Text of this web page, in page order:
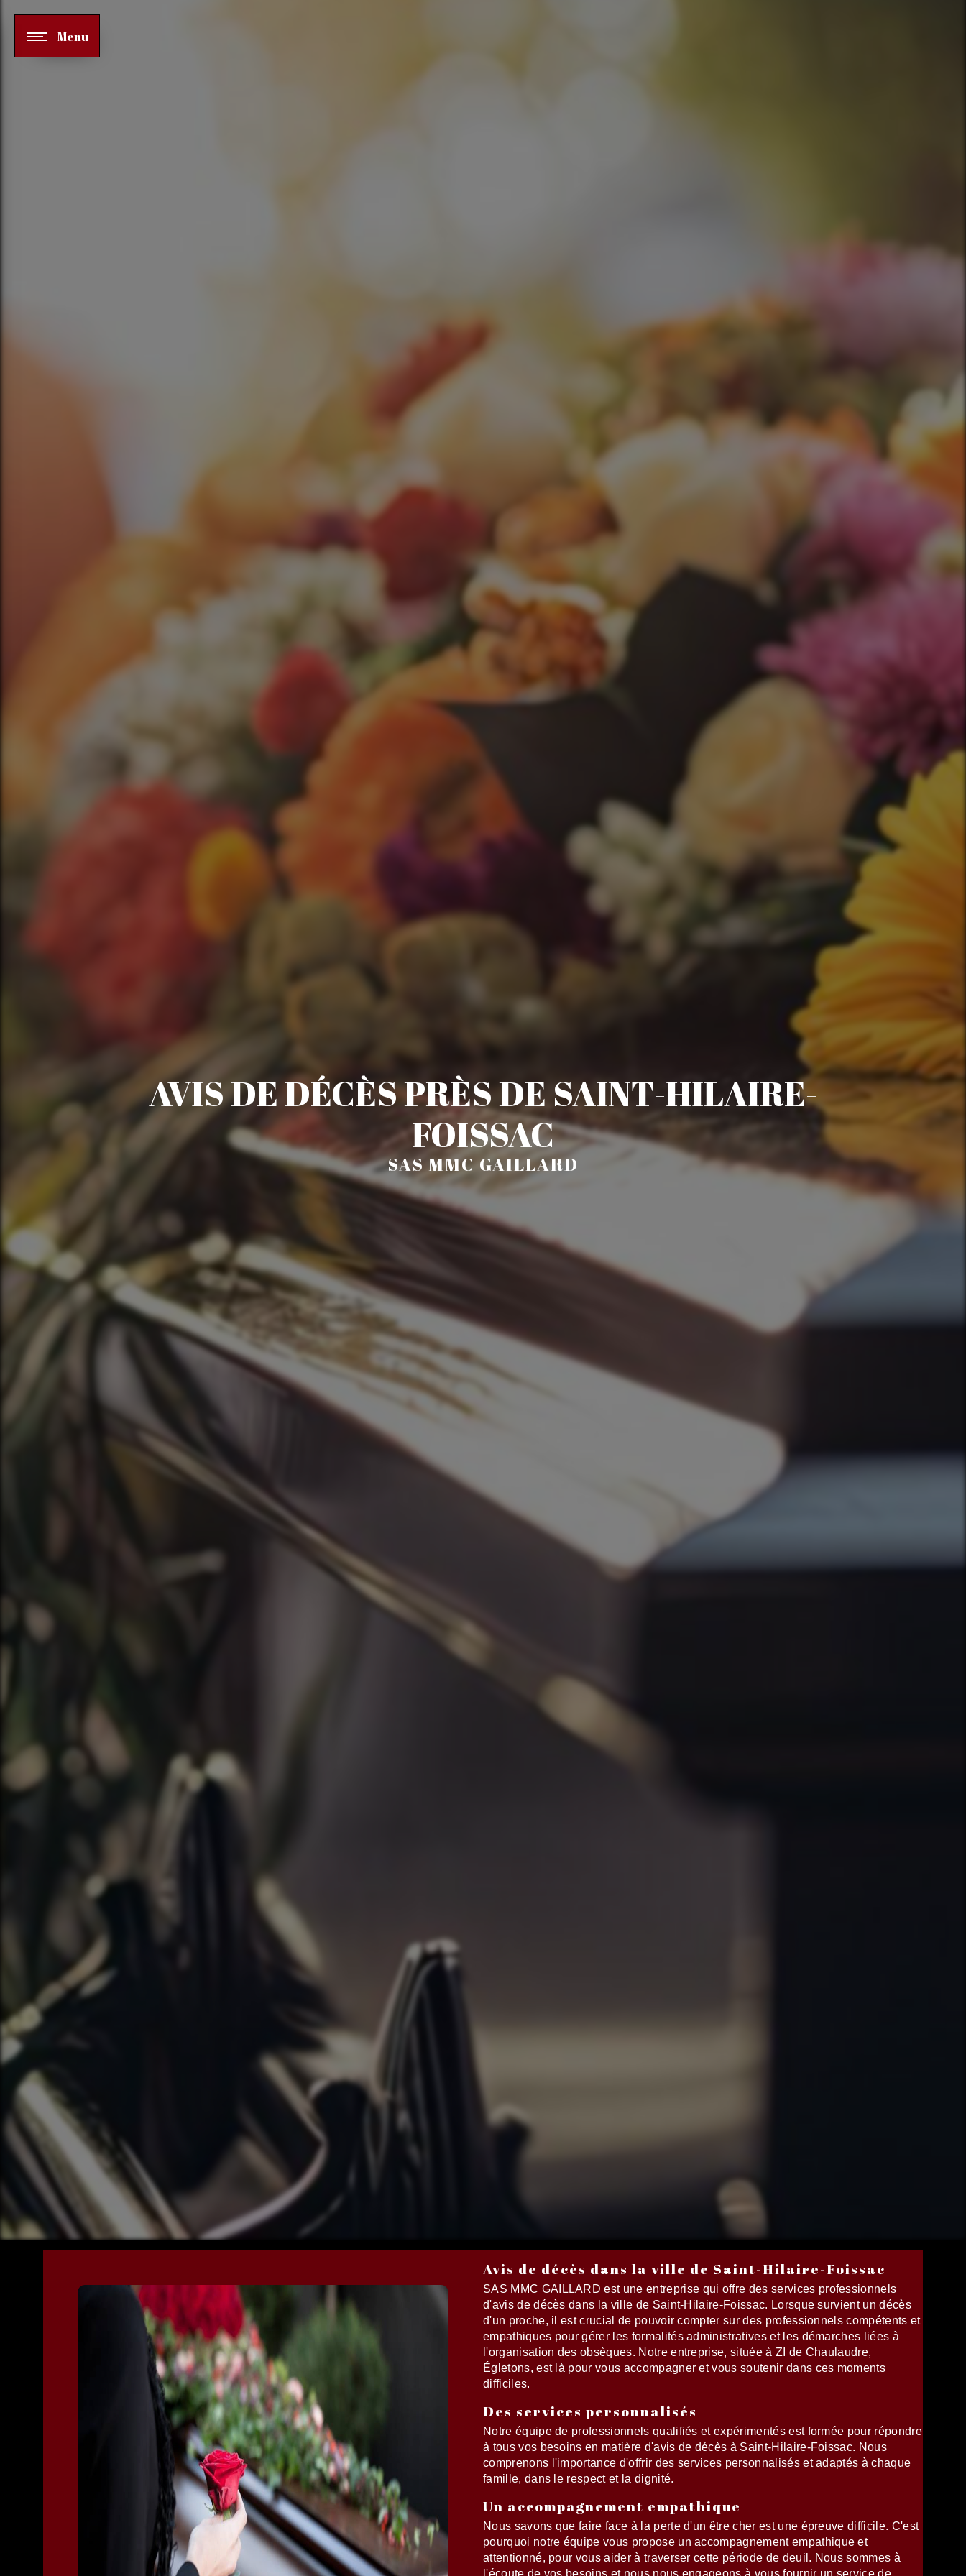
Menu
AVIS DE DÉCÈS PRÈS DE SAINT-HILAIRE-
FOISSAC
SAS MMC GAILLARD
Avis de décès dans la ville de Saint-Hilaire-Foissac
SAS MMC GAILLARD est une entreprise qui offre des services professionnels
d'avis de décès dans la ville de Saint-Hilaire-Foissac. Lorsque survient un décès
d'un proche, il est crucial de pouvoir compter sur des professionnels compétents et
empathiques pour gérer les formalités administratives et les démarches liées à
l'organisation des obsèques. Notre entreprise, située à ZI de Chaulaudre,
Égletons, est là pour vous accompagner et vous soutenir dans ces moments
difficiles.
Des services personnalisés
Notre équipe de professionnels qualifiés et expérimentés est formée pour répondre
à tous vos besoins en matière d'avis de décès à Saint-Hilaire-Foissac. Nous
comprenons l'importance d'offrir des services personnalisés et adaptés à chaque
famille, dans le respect et la dignité.
Un accompagnement empathique
Nous savons que faire face à la perte d'un être cher est une épreuve difficile. C'est
pourquoi notre équipe vous propose un accompagnement empathique et
attentionné, pour vous aider à traverser cette période de deuil. Nous sommes à
l'écoute de vos besoins et nous nous engageons à vous fournir un service de